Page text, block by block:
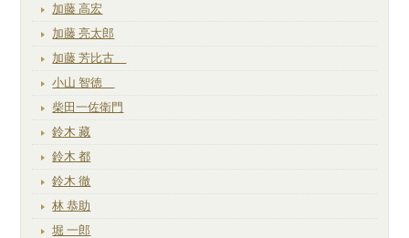
加藤 高宏
加藤 亮太郎
加藤 芳比古
小山 智徳
柴田一佐衛門
鈴木 藏
鈴木 都
鈴木 徹
林 恭助
堀 一郎